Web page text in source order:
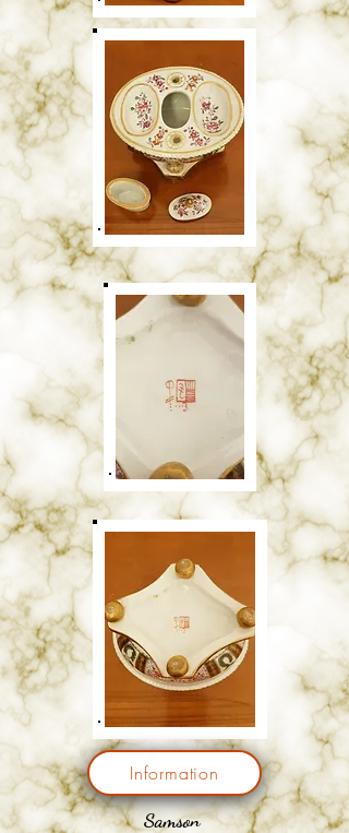
Information
Samson